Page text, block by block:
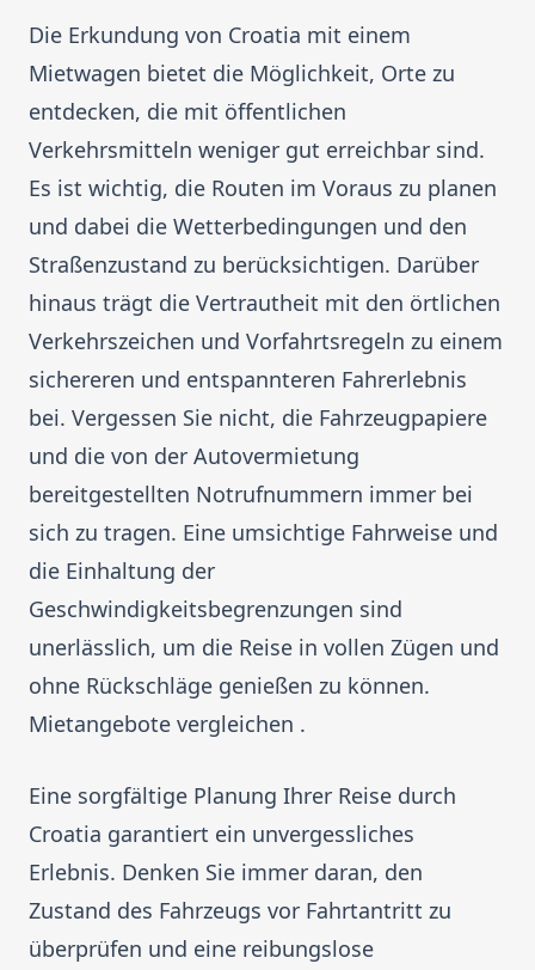
Die Erkundung von Croatia mit einem
Mietwagen bietet die Möglichkeit, Orte zu
entdecken, die mit öffentlichen
Verkehrsmitteln weniger gut erreichbar sind.
Es ist wichtig, die Routen im Voraus zu planen
und dabei die Wetterbedingungen und den
Straßenzustand zu berücksichtigen. Darüber
hinaus trägt die Vertrautheit mit den örtlichen
Verkehrszeichen und Vorfahrtsregeln zu einem
sichereren und entspannteren Fahrerlebnis
bei. Vergessen Sie nicht, die Fahrzeugpapiere
und die von der Autovermietung
bereitgestellten Notrufnummern immer bei
sich zu tragen. Eine umsichtige Fahrweise und
die Einhaltung der
Geschwindigkeitsbegrenzungen sind
unerlässlich, um die Reise in vollen Zügen und
ohne Rückschläge genießen zu können.
Mietangebote vergleichen .
Eine sorgfältige Planung Ihrer Reise durch
Croatia garantiert ein unvergessliches
Erlebnis. Denken Sie immer daran, den
Zustand des Fahrzeugs vor Fahrtantritt zu
überprüfen und eine reibungslose